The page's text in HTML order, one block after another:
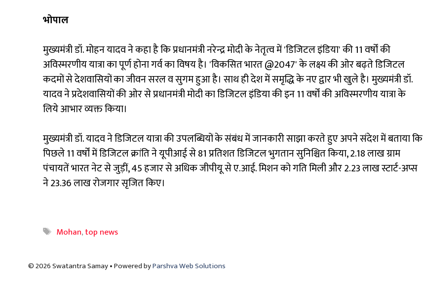
भोपाल
मुख्यमंत्री डॉ. मोहन यादव ने कहा है कि प्रधानमंत्री नरेन्द्र मोदी के नेतृत्व में 'डिजिटल इंडिया' की 11 वर्षों की
अविस्मरणीय यात्रा का पूर्ण होना गर्व का विषय है। 'विकसित भारत @2047' के लक्ष्य की ओर बढ़ते डिजिटल
कदमों से देशवासियों का जीवन सरल व सुगम हुआ है। साथ ही देश में समृद्धि के नए द्वार भी खुले है। मुख्यमंत्री डॉ.
यादव ने प्रदेशवासियों की ओर से प्रधानमंत्री मोदी का डिजिटल इंडिया की इन 11 वर्षों की अविस्मरणीय यात्रा के
लिये आभार व्यक्त किया।
मुख्यमंत्री डॉ. यादव ने डिजिटल यात्रा की उपलब्धियों के संबंध में जानकारी साझा करते हुए अपने संदेश में बताया कि
पिछले 11 वर्षों में डिजिटल क्रांति ने यूपीआई से 81 प्रतिशत डिजिटल भुगतान सुनिश्चित किया, 2.18 लाख ग्राम
पंचायतें भारत नेट से जुड़ीं, 45 हजार से अधिक जीपीयू से ए.आई. मिशन को गति मिली और 2.23 लाख स्टार्ट-अप्स
ने 23.36 लाख रोजगार सृजित किए।
Tags
Mohan,top news
© 2026 Swatantra Samay • Powered byParshva Web Solutions